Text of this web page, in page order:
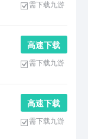
需下载九游
高 速 下 载
需下载九游
高 速 下 载
需下载九游